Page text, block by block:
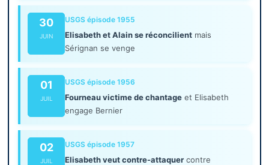
30
JUIN
USGS épisode 1955
Elisabeth et Alain se réconcilient mais
Sérignan se venge
01
JUIL
USGS épisode 1956
Fourneau victime de chantage et Elisabeth
engage Bernier
02
JUIL
USGS épisode 1957
Elisabeth veut contre-attaquer contre